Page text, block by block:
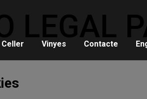
Celler Vinyes Contacte
LEGAL